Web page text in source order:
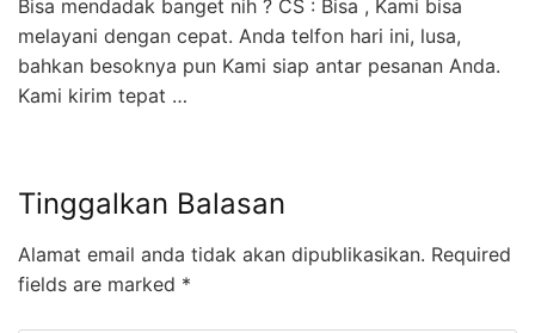
Bisa mendadak banget nih ? CS : Bisa , Kami bisa
melayani dengan cepat. Anda telfon hari ini, lusa,
bahkan besoknya pun Kami siap antar pesanan Anda.
Kami kirim tepat …
Tinggalkan Balasan
Alamat email anda tidak akan dipublikasikan. Required
fields are marked *